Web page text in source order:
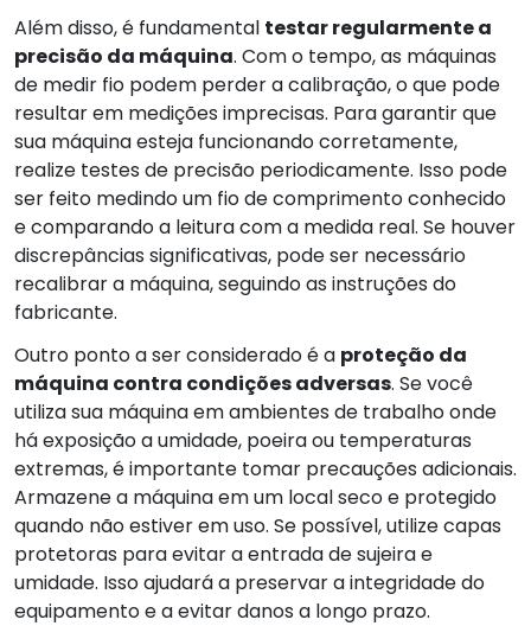
Além disso, é fundamental testar regularmente a
precisão da máquina. Com o tempo, as máquinas
de medir fio podem perder a calibração, o que pode
resultar em medições imprecisas. Para garantir que
sua máquina esteja funcionando corretamente,
realize testes de precisão periodicamente. Isso pode
ser feito medindo um fio de comprimento conhecido
e comparando a leitura com a medida real. Se houver
discrepâncias significativas, pode ser necessário
recalibrar a máquina, seguindo as instruções do
fabricante.
Outro ponto a ser considerado é a proteção da
máquina contra condições adversas. Se você
utiliza sua máquina em ambientes de trabalho onde
há exposição a umidade, poeira ou temperaturas
extremas, é importante tomar precauções adicionais.
Armazene a máquina em um local seco e protegido
quando não estiver em uso. Se possível, utilize capas
protetoras para evitar a entrada de sujeira e
umidade. Isso ajudará a preservar a integridade do
equipamento e a evitar danos a longo prazo.